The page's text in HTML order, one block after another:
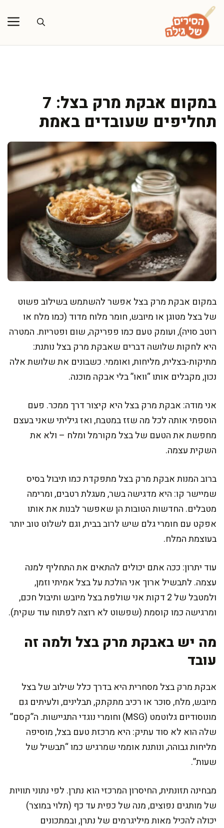
לדלג
לתוכן
במקום אבקת מרק בצל: 7
תחליפים שעובדים באמת
במקום אבקת מרק בצל אפשר להשתמש בשילוב פשוט
של בצל מטוגן או מיובש, חומר מלוח מדוד (כמו מלח או
רוטב סויה), ועומק טעם כמו פפריקה, שום ופטריות. המטרה
היא לחקות שלושה דברים שאבקת מרק בצל נותנת:
מתיקות-בצלית, מליחות, ואוממי. כשבונים את שלושת אלה
נכון, מקבלים אותו “וואו” בלי אבקה מוכנה.
אני מודה: אבקת מרק בצל היא קיצור דרך ממכר. פעם
הוספתי אותה לכל מה שזז במטבח, ואז גיליתי שאני בעצם
מחפשת את הטעם של בצל מקורמל ומלח – ולא את
השקית עצמה.
ברוב המנות אבקת מרק בצל מתפקדת כמו תיבול בסיס
שמיישר קו: היא מדגישה בשר, מעגלת רטבים, ומרימה
מטבלים. החדשות הטובות הן שאפשר לבנות את אותו
אפקט עם חומרי גלם שיש לרוב בבית, וגם לשלוט טוב יותר
בעוצמת המלח.
עוד יתרון: ככה אתם יכולים להתאים את התחליף למנה
עצמה. לתבשיל ארוך אני הולכת על בצל אמיתי וזמן,
ולמטבל של 2 דקות אני שולפת בצל מיובש ותיבול חכם,
ומרגישה כמו קוסמת (שפשוט לא רוצה לפתוח עוד שקית).
מה יש באבקת מרק בצל ולמה זה
עובד
אבקת מרק בצל מסחרית היא בדרך כלל שילוב של בצל
מיובש, מלח, סוכר או רכיב מתקתק, תבלינים, ולעיתים גם
מונוסודיום גלוטמט (MSG) וחומרי נוגדי התגיישות. ה”קסם”
שלה הוא לא סוד עתיק: היא מרכזת טעם בצל, מוסיפה
מליחות גבוהה, ונותנת אוממי שמרגיש כמו “תבשיל של
שעות”.
מבחינה תזונתית, החיסרון המרכזי הוא נתרן. לפי נתוני תוויות
של מותגים נפוצים, מנה של כפית עד כף (תלוי במוצר)
יכולה להכיל מאות מיליגרמים של נתרן, ובמתכונים